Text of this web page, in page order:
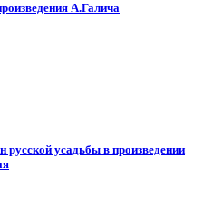
А.Галича
усадьбы в произведении